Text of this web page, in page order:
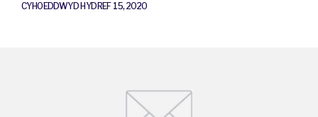
CYHOEDDWYD HYDREF 15, 2020